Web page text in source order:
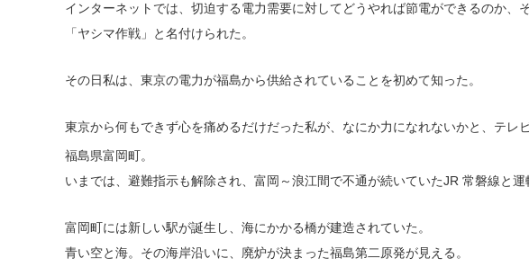
インターネットでは、切迫する電力需要に対してどうやれば節電ができるのか
「ヤシマ作戦」と名付けられた。
その日私は、東京の電力が福島から供給されていることを初めて知った。
東京から何もできず心を痛めるだけだった私が、なにか力になれないかと、テレ
福島県富岡町。
いまでは、避難指示も解除され、富岡～浪江間で不通が続いていたJR 常磐線と運
富岡町には新しい駅が誕生し、海にかかる橋が建造されていた。
青い空と海。その海岸沿いに、廃炉が決まった福島第二原発が見える。